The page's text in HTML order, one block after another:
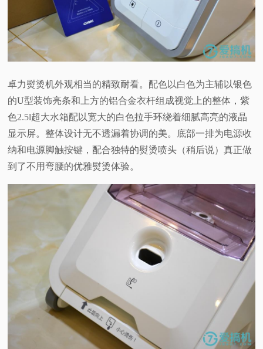
卓力熨烫机外观相当的精致耐看。配色以白色为主辅以银色
的U型装饰亮条和上方的铝合金衣杆组成视觉上的整体，紫
色2.5l超大水箱配以宽大的白色拉手环绕着细腻高亮的液晶
显示屏。整体设计无不透漏着协调的美。底部一排为电源收
纳和电源脚触按键，配合独特的熨烫喷头（稍后说）真正做
到了不用弯腰的优雅熨烫体验。